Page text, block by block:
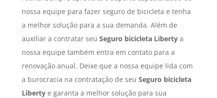
nossa equipe para fazer seguro de bicicleta e tenha
a melhor solução para a sua demanda. Além de
auxiliar a contratar seu Seguro bicicleta Libertya
nossa equipe também entra em contato para a
renovação anual. Deixe que a nossa equipe lida com
a burocracia na contratação de seu Seguro bicicleta
Libertye garanta a melhor solução para sua